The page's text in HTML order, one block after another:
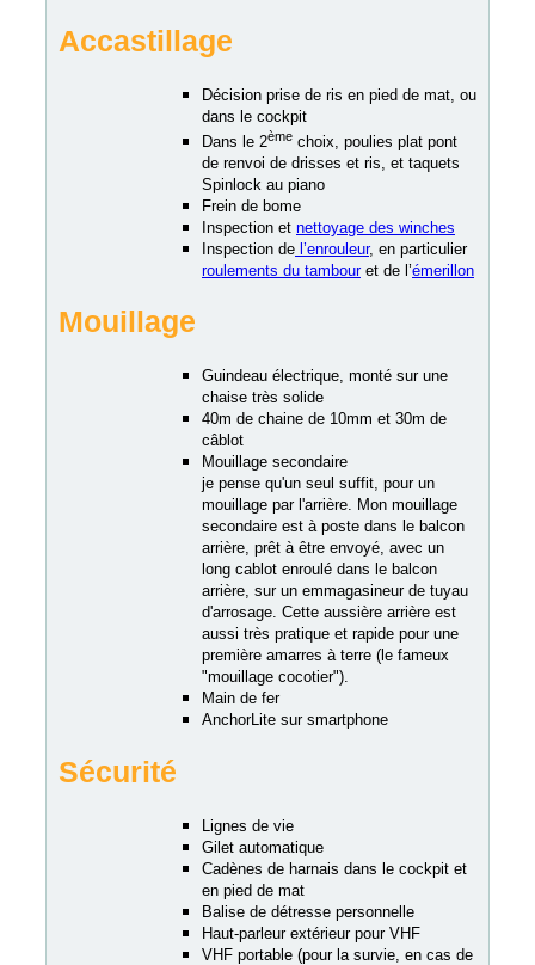
Accastillage
Décision prise de ris en pied de mat, ou
dans le cockpit
Dans le 2ème choix, poulies plat pont
de renvoi de drisses et ris, et taquets
Spinlock au piano
Frein de bome
Inspection et nettoyage des winches
Inspection de l’enrouleur, en particulier
roulements du tambouret de l’émerillon
Mouillage
Guindeau électrique, monté sur une
chaise très solide
40m de chaine de 10mm et 30m de
câblot
Mouillage secondaire
je pense qu'un seul suffit, pour un
mouillage par l'arrière. Mon mouillage
secondaire est à poste dans le balcon
arrière, prêt à être envoyé, avec un
long cablot enroulé dans le balcon
arrière, sur un emmagasineur de tuyau
d'arrosage. Cette aussière arrière est
aussi très pratique et rapide pour une
première amarres à terre (le fameux
"mouillage cocotier").
Main de fer
AnchorLite sur smartphone
Sécurité
Lignes de vie
Gilet automatique
Cadènes de harnais dans le cockpit et
en pied de mat
Balise de détresse personnelle
Haut-parleur extérieur pour VHF
VHF portable (pour la survie, en cas de